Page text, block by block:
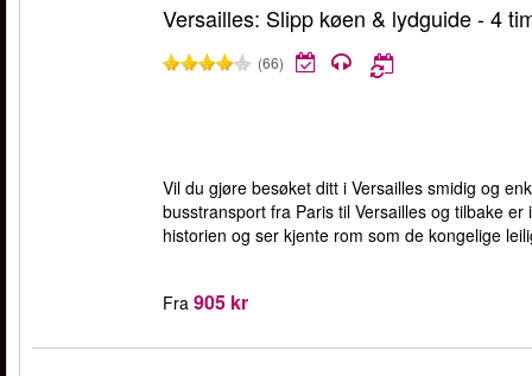
Versailles: Slipp køen & lydguide - 4
(66)
Vil du gjøre besøket ditt i Versailles smidig og
busstransport fra Paris til Versailles og tilbake
historien og ser kjente rom som de kongelige
Fra 905 kr